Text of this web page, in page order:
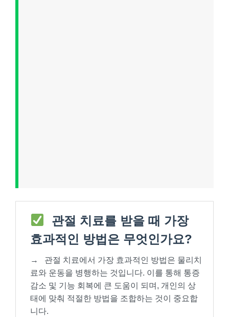
관절 치료를 받을 때 가장
효과적인 방법은 무엇인가요?
→
관절 치료에서 가장 효과적인 방법은 물리치
료와 운동을 병행하는 것입니다. 이를 통해 통증
감소 및 기능 회복에 큰 도움이 되며, 개인의 상
태에 맞춰 적절한 방법을 조합하는 것이 중요합
니다.